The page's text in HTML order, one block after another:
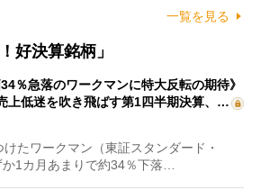
一覧を見る
好決算銘柄」
34％急落のワークマンに特大反転の期待》
上低迷を吹き飛ばす第1四半期決算、…
たワークマン（東証スタンダード・
1カ月あまりで約34％下落…